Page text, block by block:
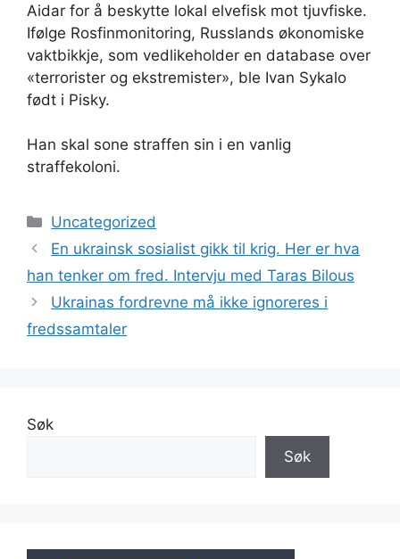
Aidar for å beskytte lokal elvefisk mot tjuvfiske.
Ifølge Rosfinmonitoring, Russlands økonomiske
vaktbikkje, som vedlikeholder en database over
«terrorister og ekstremister», ble Ivan Sykalo
født i Pisky.
Han skal sone straffen sin i en vanlig
straffekoloni.
Kategorier
Uncategorized
En ukrainsk sosialist gikk til krig. Her er hva
han tenker om fred. Intervju med Taras Bilous
Ukrainas fordrevne må ikke ignoreres i
fredssamtaler
Søk
Søk